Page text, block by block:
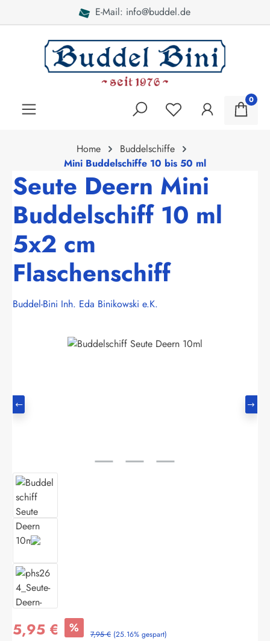
E-Mail: info@buddel.de
0
Home
Buddelschiffe
Mini Buddelschiffe 10 bis 50 ml
Seute Deern Mini
Buddelschiff 10 ml
5x2 cm
Flaschenschiff
Buddel-Bini Inh. Eda Binikowski e.K.
Bildergalerie überspringen
5,95 € % 7,95 € (25.16% gespart)